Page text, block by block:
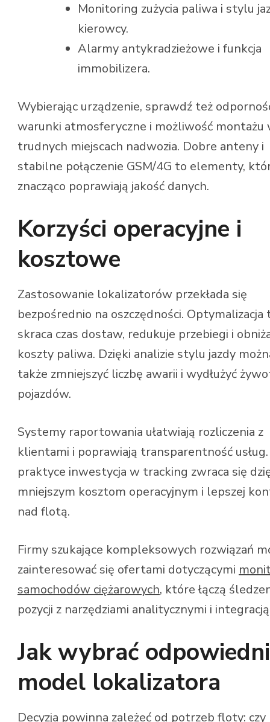
Monitoring zużycia paliwa i stylu
kierowcy.
Alarmy antykradzieżowe i funkcja
immobilizera.
Wybierając urządzenie, sprawdź też
warunki atmosferyczne i możliwość montażu
trudnych miejscach nadwozia. Dobre anteny i
stabilne połączenie GSM/4G to elementy,
znacząco poprawiają jakość danych.
Korzyści operacyjne i
kosztowe
Zastosowanie lokalizatorów przekłada się
bezpośrednio na oszczędności. Optymalizacja
skraca czas dostaw, redukuje przebiegi i
koszty paliwa. Dzięki analizie stylu jazdy
także zmniejszyć liczbę awarii i wydłużyć
pojazdów.
Systemy raportowania ułatwiają rozliczenia z
klientami i poprawiają transparentność
praktyce inwestycja w tracking zwraca się
mniejszym kosztom operacyjnym i lepszej
nad flotą.
Firmy szukające kompleksowych rozwiązań
zainteresować się ofertami dotyczącymi
samochodów ciężarowych, które łączą
pozycji z narzędziami analitycznymi i integracją
Jak wybrać odpowiedni
model lokalizatora
Decyzja powinna zależeć od potrzeb floty: czy